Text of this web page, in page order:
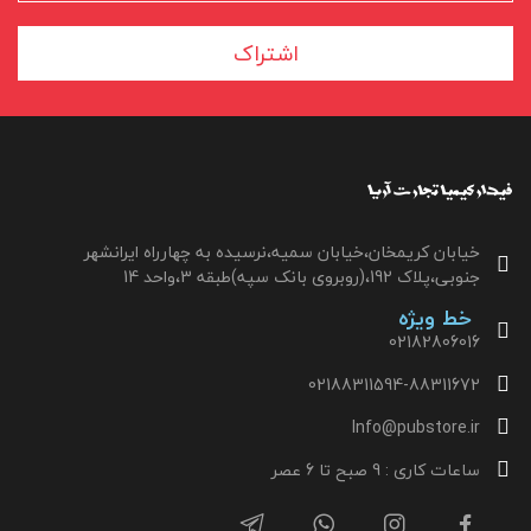
اشتراک
خیابان کریمخان،خیابان سمیه،نرسیده به چهارراه ایرانشهر
جنوبی،پلاک 192،(روبروی بانک سپه)طبقه 3،واحد 14
خط ویژه
02182806016
02188311594-88311672
Info@pubstore.ir
ساعات کاری : 9 صبح تا 6 عصر